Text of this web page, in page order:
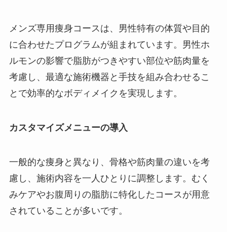
メンズ専用痩身コースは、男性特有の体質や目的
に合わせたプログラムが組まれています。男性ホ
ルモンの影響で脂肪がつきやすい部位や筋肉量を
考慮し、最適な施術機器と手技を組み合わせるこ
とで効率的なボディメイクを実現します。
カスタマイズメニューの導入
一般的な痩身と異なり、骨格や筋肉量の違いを考
慮し、施術内容を一人ひとりに調整します。むく
みケアやお腹周りの脂肪に特化したコースが用意
されていることが多いです。